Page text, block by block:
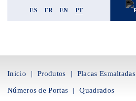
ES FR EN PT
Inicio Produtos Placas Esmaltadas
Números de Portas Quadrados